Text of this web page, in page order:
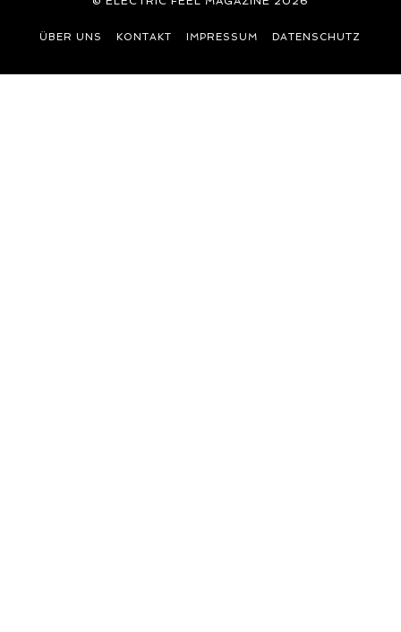
ÜBER UNS KONTAKT IMPRESSUM DATENSCHUTZ